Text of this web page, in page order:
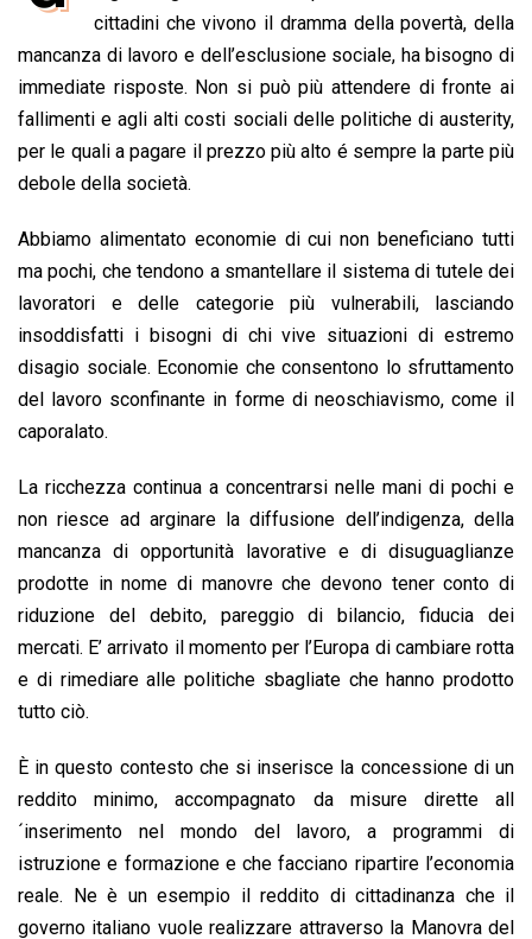
o
o
k
s
A
p
p
e
d
I
n
a
d
s
l
L
i
n
k
t
cittadini che vivono il dramma della povertà, della
mancanza di lavoro e dell’esclusione sociale, ha bisogno di
immediate risposte. Non si può più attendere di fronte ai
fallimenti e agli alti costi sociali delle politiche di austerity,
per le quali a pagare il prezzo più alto é sempre la parte più
debole della società.
Abbiamo alimentato economie di cui non beneficiano tutti
ma pochi, che tendono a smantellare il sistema di tutele dei
lavoratori e delle categorie più vulnerabili, lasciando
insoddisfatti i bisogni di chi vive situazioni di estremo
disagio sociale. Economie che consentono lo sfruttamento
del lavoro sconfinante in forme di neoschiavismo, come il
caporalato.
La ricchezza continua a concentrarsi nelle mani di pochi e
non riesce ad arginare la diffusione dell’indigenza, della
mancanza di opportunità lavorative e di disuguaglianze
prodotte in nome di manovre che devono tener conto di
riduzione del debito, pareggio di bilancio, fiducia dei
mercati. E’ arrivato il momento per l’Europa di cambiare rotta
e di rimediare alle politiche sbagliate che hanno prodotto
tutto ciò.
È in questo contesto che si inserisce la concessione di un
reddito minimo, accompagnato da misure dirette all
´inserimento nel mondo del lavoro, a programmi di
istruzione e formazione e che facciano ripartire l’economia
reale. Ne è un esempio il reddito di cittadinanza che il
governo italiano vuole realizzare attraverso la Manovra del